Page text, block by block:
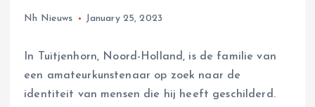
Nh Nieuws January 25, 2023
In Tuitjenhorn, Noord-Holland, is de familie van
een amateurkunstenaar op zoek naar de
identiteit van mensen die hij heeft geschilderd.